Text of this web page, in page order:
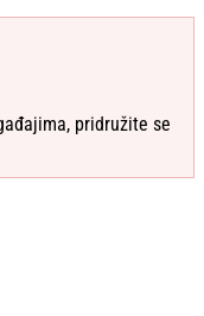
pridružite se